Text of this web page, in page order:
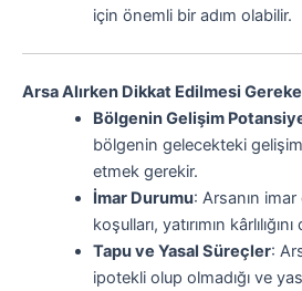
için önemli bir adım olabilir.
Arsa Alırken Dikkat Edilmesi
Bölgenin Gelişim
bölgenin gelecekteki
etmek gerekir.
İmar Durumu: Arsanın
koşulları, yatırımın
Tapu ve Yasal Süreçler:
ipotekli olup olmadığı ve